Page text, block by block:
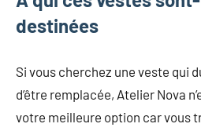
destinées
Si vous cherchez une veste qui
d’être remplacée, Atelier Nova
votre meilleure option car vous